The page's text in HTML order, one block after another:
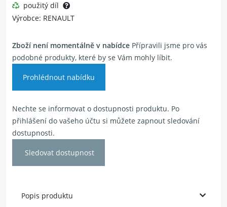
použitý díl
Výrobce: RENAULT
Zboží není momentálně v nabídce Přípravili jsme pro vás
podobné produkty, které by se Vám mohly líbit.
Prohlédnout nabídku
Nechte se informovat o dostupnosti produktu. Po
přihlášení do vašeho účtu si můžete zapnout sledování
dostupnosti.
Sledovat dostupnost
Popis produktu